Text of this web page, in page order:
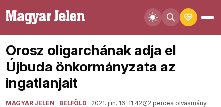
Orosz oligarchának adja el
Újbuda önkormányzata az
ingatlanjait
MAGYAR JELEN BELFÖLD 2021. jún. 16. 11:42 2 perces olvasmány